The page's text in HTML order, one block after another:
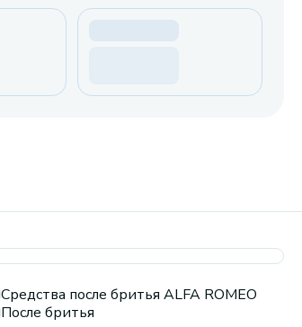
Средства после бритья ALFA ROMEO
После бритья